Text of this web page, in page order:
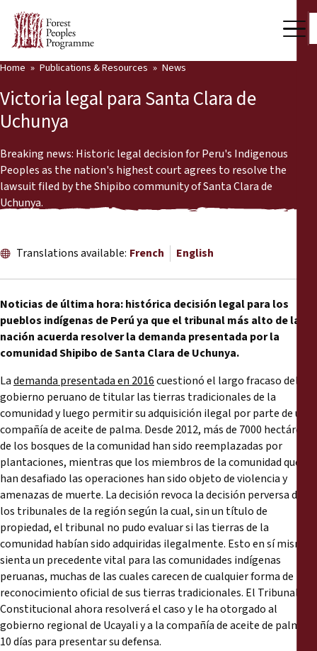
Support Us
Our Work
Community Voices
Latest News
Publications & Resources
Back
Publications & Resources
News
Reports
Press Releases
Training Materials
Briefing Papers
Legal Submissions
Declarations
Annual Reports
Home Publications & Resources News
Victoria legal para Santa Clara de
Uchunya
Breaking news: Historic legal decision for Peru's Indigenous
Peoples as the nation's highest court agrees to resolve the
lawsuit filed by the Shipibo community of Santa Clara de
Uchunya.
Translations available: French English
Noticias de última hora: histórica decisión legal para los
pueblos indígenas de Perú ya que el tribunal más alto de la
nación acuerda resolver la demanda presentada por la
comunidad Shipibo de Santa Clara de Uchunya.
Lademanda presentada en 2016cuestionó el largo fracaso del
gobierno peruano de titular las tierras tradicionales de la
comunidad y luego permitir su adquisición ilegal por parte de una
compañía de aceite de palma. Desde 2012, más de 7000 hectáreas
de los bosques de la comunidad han sido reemplazadas por
plantaciones, mientras que los miembros de la comunidad que
han desafiado las operaciones han sido objeto de violencia y
amenazas de muerte. La decisión revoca la decisión perversa de
los tribunales de la región según la cual, sin un título de
propiedad, el tribunal no pudo evaluar si las tierras de la
comunidad habían sido adquiridas ilegalmente. Esto en sí mismo
sienta un precedente vital para las comunidades indígenas
peruanas, muchas de las cuales carecen de cualquier forma de
reconocimiento oficial de sus tierras tradicionales. El Tribunal
Constitucional ahora resolverá el caso y le ha otorgado al
gobierno regional de Ucayali y a la compañía de aceite de palma
10 días para presentar su defensa.